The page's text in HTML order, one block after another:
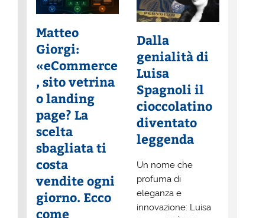
Matteo
Giorgi:
«eCommerce
, sito vetrina
o landing
page? La
scelta
sbagliata ti
costa
vendite ogni
giorno. Ecco
come
Dalla
genialità di
Luisa
Spagnoli il
cioccolatino
diventato
leggenda
Un nome che
profuma di
eleganza e
innovazione: Luisa